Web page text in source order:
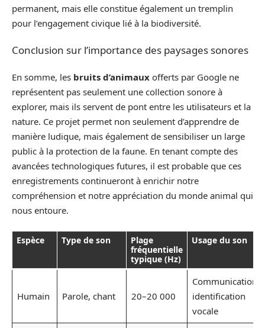
permanent, mais elle constitue également un tremplin
pour l’engagement civique lié à la biodiversité.
Conclusion sur l’importance des paysages sonores
En somme, les bruits d’animaux offerts par Google ne
représentent pas seulement une collection sonore à
explorer, mais ils servent de pont entre les utilisateurs et la
nature. Ce projet permet non seulement d’apprendre de
manière ludique, mais également de sensibiliser un large
public à la protection de la faune. En tenant compte des
avancées technologiques futures, il est probable que ces
enregistrements continueront à enrichir notre
compréhension et notre appréciation du monde animal qui
nous entoure.
Espèce Type de son
Plage
fréquentielle
typique (Hz)
Usage du son
Humain Parole, chant 20–20 000
Communication,
identification
vocale